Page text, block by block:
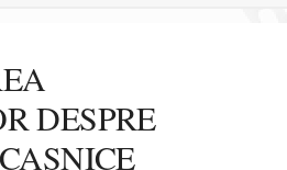
Stari afective
Zice Dunia
Călătorii
povestite
DESPRE